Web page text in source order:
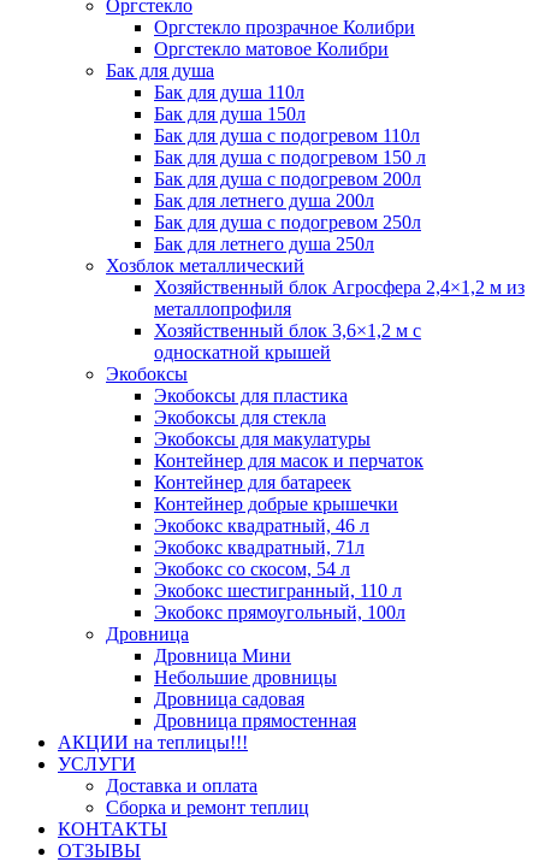
Оргстекло
Оргстекло прозрачное Колибри
Оргстекло матовое Колибри
Бак для душа
Бак для душа 110л
Бак для душа 150л
Бак для душа с подогревом 110л
Бак для душа с подогревом 150 л
Бак для душа с подогревом 200л
Бак для летнего душа 200л
Бак для душа с подогревом 250л
Бак для летнего душа 250л
Хозблок металлический
Хозяйственный блок Агросфера 2,4×1,2 м из
металлопрофиля
Хозяйственный блок 3,6×1,2 м с
односкатной крышей
Экобоксы
Экобоксы для пластика
Экобоксы для стекла
Экобоксы для макулатуры
Контейнер для масок и перчаток
Контейнер для батареек
Контейнер добрые крышечки
Экобокс квадратный, 46 л
Экобокс квадратный, 71л
Экобокс со скосом, 54 л
Экобокс шестигранный, 110 л
Экобокс прямоугольный, 100л
Дровница
Дровница Мини
Небольшие дровницы
Дровница садовая
Дровница прямостенная
АКЦИИ на теплицы!!!
УСЛУГИ
Доставка и оплата
Сборка и ремонт теплиц
КОНТАКТЫ
ОТЗЫВЫ